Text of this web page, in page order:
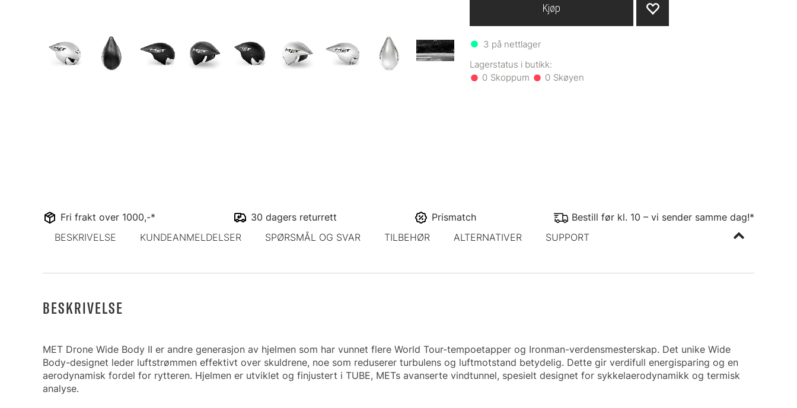
3 på nettlager
0 0
Kjøp
Fri frakt over 1000,-* 30 dagers returrett Prismatch
Bestill før kl. 10 – vi sender samme dag!*
BESKRIVELSE
KUNDEANMELDELSER SPØRSMÅL OG SVAR TILBEHØR ALTERNATIVER SUPPORT
BESKRIVELSE
MET Drone Wide Body II er andre generasjon av hjelmen som har vunnet flere World Tour-tempoetapper og Ironman-verdensmesterskap. Det unike Wide
Body-designet leder luftstrømmen effektivt over skuldrene, noe som reduserer turbulens og luftmotstand betydelig. Dette gir verdifull energisparing og en
aerodynamisk fordel for rytteren. Hjelmen er utviklet og finjustert i TUBE, METs avanserte vindtunnel, spesielt designet for sykkelaerodynamikk og termisk
analyse.